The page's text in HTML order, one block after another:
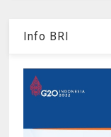
Info BRI